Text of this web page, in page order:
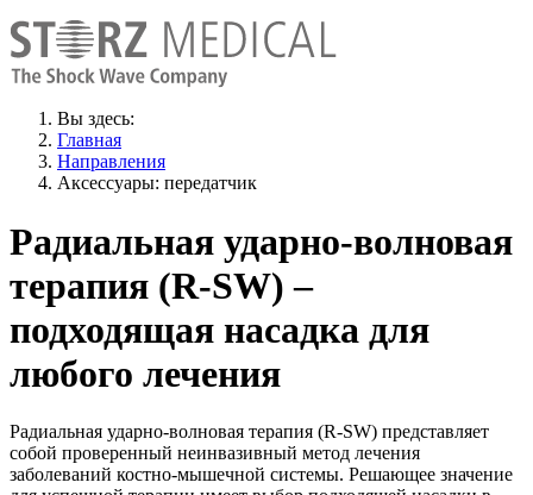
Вы здесь:
Главная
Направления
Аксессуары: передатчик
Радиальная ударно-волновая
терапия (R-SW) –
подходящая насадка для
любого лечения
Радиальная ударно-волновая терапия (R-SW) представляет
собой проверенный неинвазивный метод лечения
заболеваний костно-мышечной системы. Решающее значение